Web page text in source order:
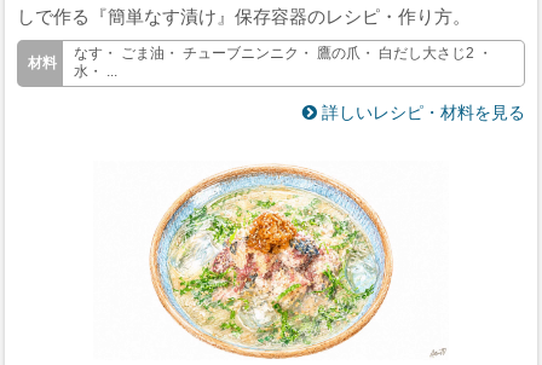
しで作る『簡単なす漬け』保存容器のレシピ・作り方。
なす・ ごま油・ チューブニンニク・ 鷹の爪・ 白だし大さじ2 ・
水・ ...
詳しいレシピ・材料を見る